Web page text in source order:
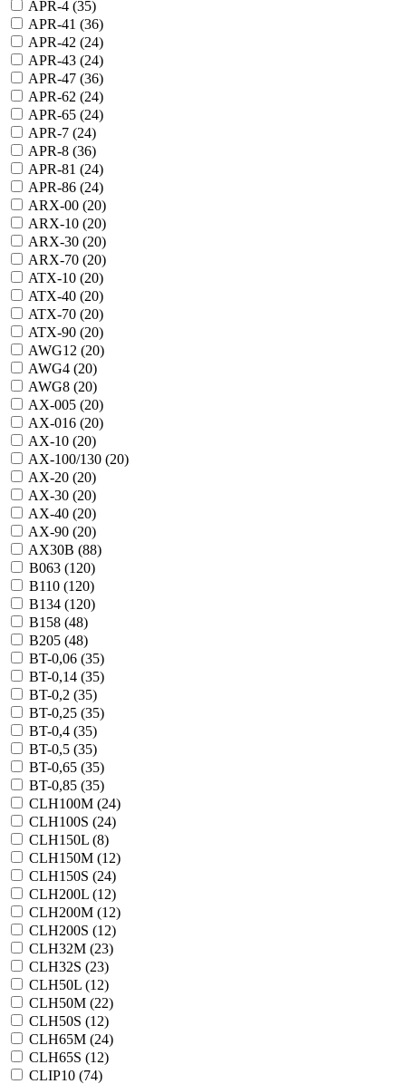
APR-4 (35)
APR-41 (36)
APR-42 (24)
APR-43 (24)
APR-47 (36)
APR-62 (24)
APR-65 (24)
APR-7 (24)
APR-8 (36)
APR-81 (24)
APR-86 (24)
ARX-00 (20)
ARX-10 (20)
ARX-30 (20)
ARX-70 (20)
ATX-10 (20)
ATX-40 (20)
ATX-70 (20)
ATX-90 (20)
AWG12 (20)
AWG4 (20)
AWG8 (20)
AX-005 (20)
AX-016 (20)
AX-10 (20)
AX-100/130 (20)
AX-20 (20)
AX-30 (20)
AX-40 (20)
AX-90 (20)
AX30B (88)
B063 (120)
B110 (120)
B134 (120)
B158 (48)
B205 (48)
BT-0,06 (35)
BT-0,14 (35)
BT-0,2 (35)
BT-0,25 (35)
BT-0,4 (35)
BT-0,5 (35)
BT-0,65 (35)
BT-0,85 (35)
CLH100M (24)
CLH100S (24)
CLH150L (8)
CLH150M (12)
CLH150S (24)
CLH200L (12)
CLH200M (12)
CLH200S (12)
CLH32M (23)
CLH32S (23)
CLH50L (12)
CLH50M (22)
CLH50S (12)
CLH65M (24)
CLH65S (12)
CLIP10 (74)